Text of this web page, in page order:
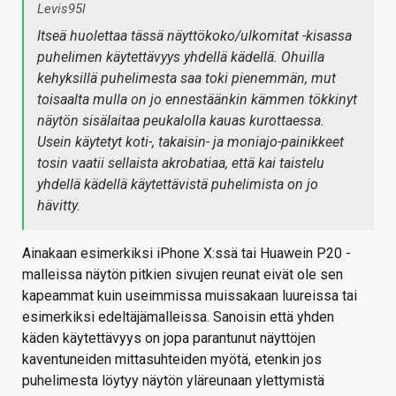
Levis95l
Itseä huolettaa tässä näyttökoko/ulkomitat -kisassa
puhelimen käytettävyys yhdellä kädellä. Ohuilla
kehyksillä puhelimesta saa toki pienemmän, mut
toisaalta mulla on jo ennestäänkin kämmen tökkinyt
näytön sisälaitaa peukalolla kauas kurottaessa.
Usein käytetyt koti-, takaisin- ja moniajo-painikkeet
tosin vaatii sellaista akrobatiaa, että kai taistelu
yhdellä kädellä käytettävistä puhelimista on jo
hävitty.
Ainakaan esimerkiksi iPhone X:ssä tai Huawein P20 -
malleissa näytön pitkien sivujen reunat eivät ole sen
kapeammat kuin useimmissa muissakaan luureissa tai
esimerkiksi edeltäjämalleissa. Sanoisin että yhden
käden käytettävyys on jopa parantunut näyttöjen
kaventuneiden mittasuhteiden myötä, etenkin jos
puhelimesta löytyy näytön yläreunaan ylettymistä